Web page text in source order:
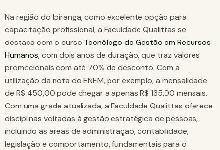
Na região do Ipiranga, como excelente opção para
capacitação profissional, a Faculdade Qualittas se
destaca com o curso Tecnólogo de Gestão em Recursos
Humanos, com dois anos de duração, que traz valores
promocionais com até 70% de desconto. Com a
utilização da nota do ENEM, por exemplo, a mensalidade
de R$ 450,00 pode chegar a apenas R$ 135,00 mensais.
Com uma grade atualizada, a Faculdade Qualittas oferece
disciplinas voltadas à gestão estratégica de pessoas,
incluindo as áreas de administração, contabilidade,
legislação e comportamento, fundamentais para o